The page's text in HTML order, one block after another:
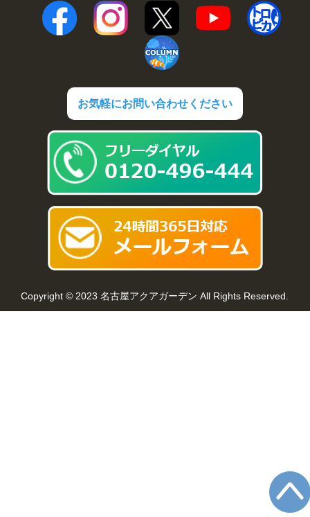
お気軽にお問い合わせください
Copyright © 2023 名古屋アクアガーデン All Rights Reserved.